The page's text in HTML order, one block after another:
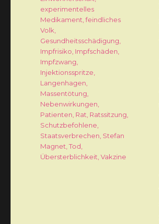
experimentelles
Medikament ,feindliches
Volk
Gesundheitsschädigung
Impfrisiko Impfschäden
Impfzwang
Injektionsspritze
Langenhagen
Massentötung
Nebenwirkungen
Patienten Rat Ratssitzung
Schutzbefohlene
Staatsverbrechen Stefan
Magnet ,Tod
Übersterblichkeit ,Vakzine